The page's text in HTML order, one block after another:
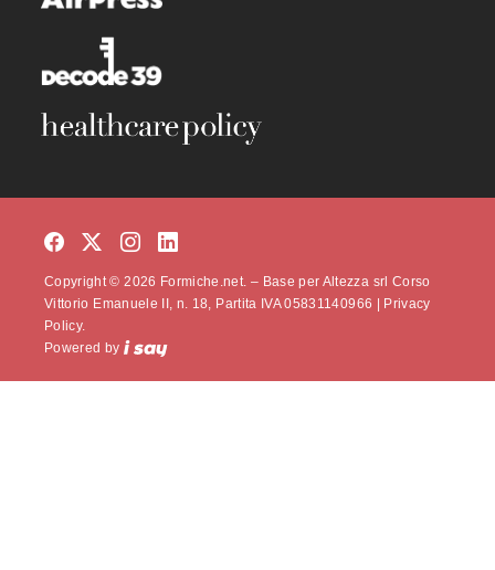
Copyright © 2026 Formiche.net. – Base per Altezza srl Corso
Vittorio Emanuele II, n. 18, Partita IVA 05831140966 | Privacy
Policy.
Powered by